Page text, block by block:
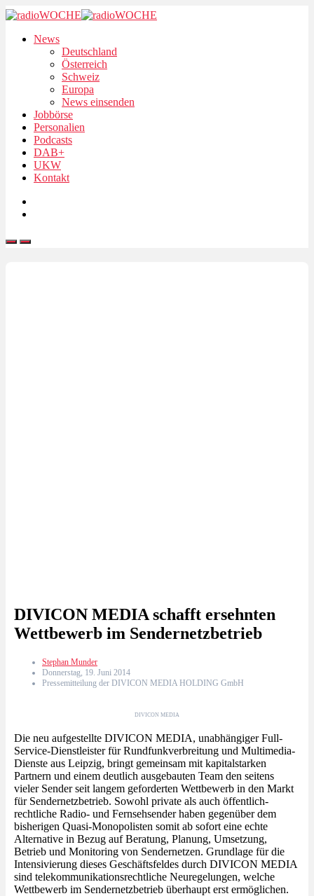
News
Deutschland
Österreich
Schweiz
Europa
News einsenden
Jobbörse
Personalien
Podcasts
DAB+
UKW
Kontakt
DIVICON MEDIA schafft ersehnten
Wettbewerb im Sendernetzbetrieb
Stephan Munder
Donnerstag, 19. Juni 2014
Pressemitteilung der DIVICON MEDIA HOLDING GmbH
DIVICON MEDIA
Die neu aufgestellte DIVICON MEDIA, unabhängiger Full-
Service-Dienstleister für Rundfunkverbreitung und Multimedia-
Dienste aus Leipzig, bringt gemeinsam mit kapitalstarken
Partnern und einem deutlich ausgebauten Team den seitens
vieler Sender seit langem geforderten Wettbewerb in den Markt
für Sendernetzbetrieb. Sowohl private als auch öffentlich-
rechtliche Radio- und Fernsehsender haben gegenüber dem
bisherigen Quasi-Monopolisten somit ab sofort eine echte
Alternative in Bezug auf Beratung, Planung, Umsetzung,
Betrieb und Monitoring von Sendernetzen. Grundlage für die
Intensivierung dieses Geschäftsfeldes durch DIVICON MEDIA
sind telekommunikationsrechtliche Neuregelungen, welche
Wettbewerb im Sendernetzbetrieb überhaupt erst ermöglichen.